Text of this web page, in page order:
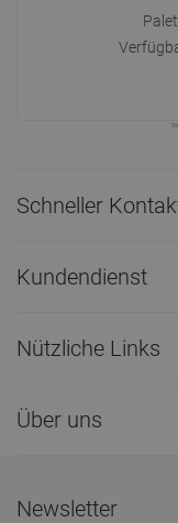
Schneller
Kundendienst
Nützliche Links
Über uns
Newsletter